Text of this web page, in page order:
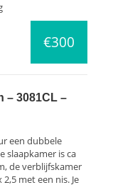
€300
– 3081CL –
een dubbele
slaapkamer is ca
de verblijfskamer
2,5 met een nis. Je